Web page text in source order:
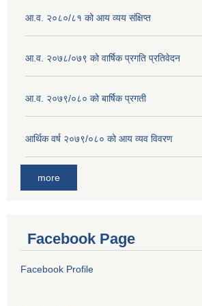
आ.व. २०८०/८१ को आय व्यय संक्षिप्त
आ.व. २०७८/०७९ को वार्षिक प्रगति प्रतिवेदन
आ.व. २०७९/०८० को बार्षिक प्रगती
आर्थिक वर्ष २०७९/०८० को आय व्यव विवरण
more
Facebook Page
Facebook Profile